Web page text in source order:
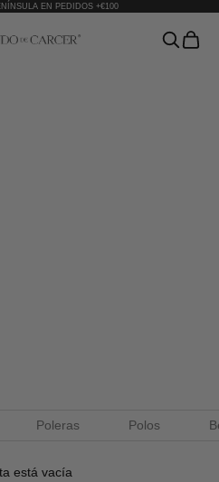
EN PEDIDOS +€100
de Cárcer AbrirAbrir
Poleras Polos
está vacía